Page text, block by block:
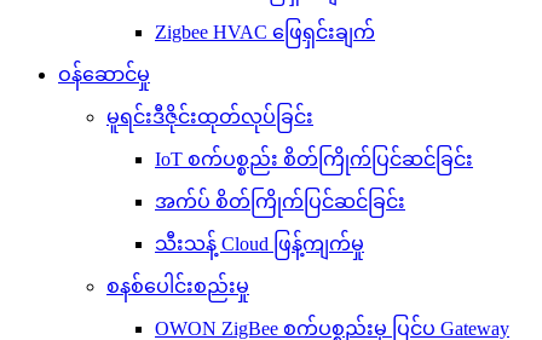
Zigbee HVAC ဖြေရှင်းချက်
ဝန်ဆောင်မှု
မူရင်းဒီဇိုင်းထုတ်လုပ်ခြင်း
IoT စက်ပစ္စည်း စိတ်ကြိုက်ပြင်ဆင်ခြင်း
အက်ပ် စိတ်ကြိုက်ပြင်ဆင်ခြင်း
သီးသန့် Cloud ဖြန့်ကျက်မှု
စနစ်ပေါင်းစည်းမှု
OWON ZigBee စက်ပစ္စည်းမှ ပြင်ပ Gateway